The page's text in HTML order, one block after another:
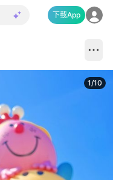
下載App
1/10